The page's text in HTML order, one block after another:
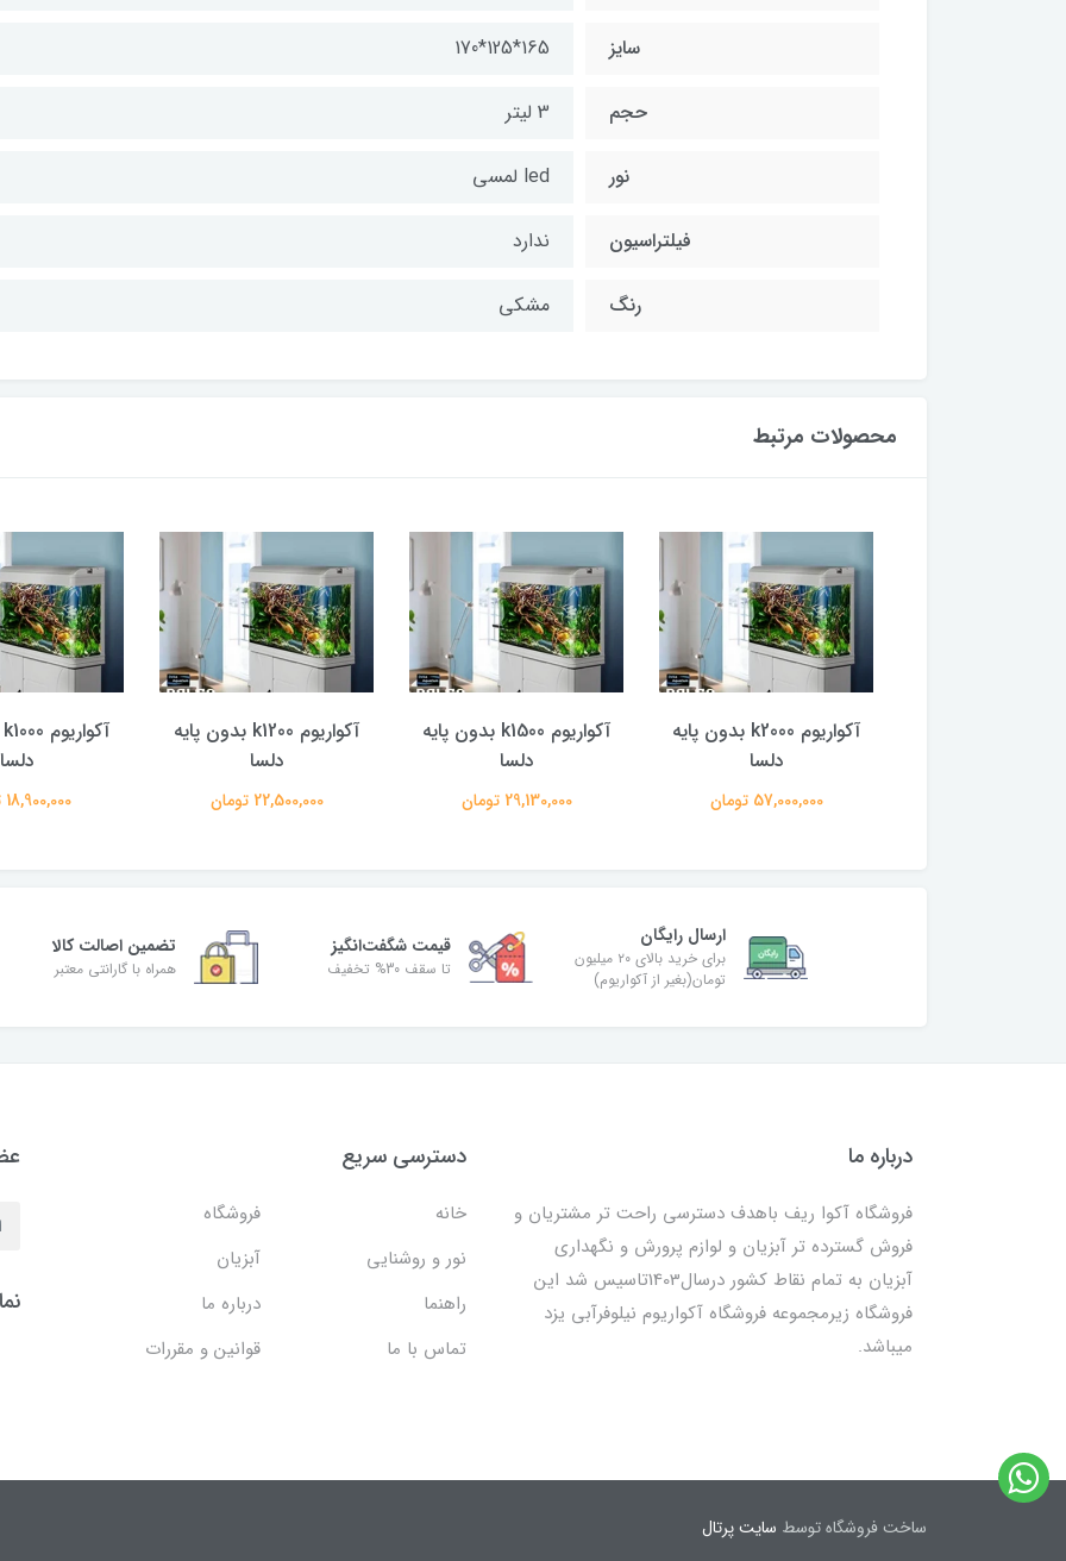
سایز 165*125*170
حجم 3 لیتر
نور led لمسی
فیلتراسیون ندارد
رنگ مشکی
محصولات مرتبط
آکواریوم k2000 بدون پایه
دلسا
57,000,000 تومان
آکواریوم k1500 بدون پایه
دلسا
29,130,000 تومان
آکواریوم k1200 بدون پایه
دلسا
22,500,000 تومان
دلسا
18,900,000 تومان
ارسال رایگان
برای خرید بالای ۲۰ میلیون
تومان(بغیر از آکواریوم)
قیمت شگفت‌انگیز
تا سقف 30% تخفیف
تضمین اصالت کالا
همراه با گارانتی معتبر
درباره ما
فروشگاه آکوا ریف باهدف دسترسی راحت تر مشتریان و
فروش گسترده تر آبزیان و لوازم پرورش و نگهداری
آبزیان به تمام نقاط کشور درسال1403تاسیس شد این
فروشگاه زیرمجموعه فروشگاه آکواریوم نیلوفرآبی یزد
میباشد.
دسترسی سریع
خانه
فروشگاه
نور و روشنایی
آبزیان
راهنما
درباره ما
تماس با ما
قوانین و مقررات
ساخت فروشگاه توسط سایت پرتال